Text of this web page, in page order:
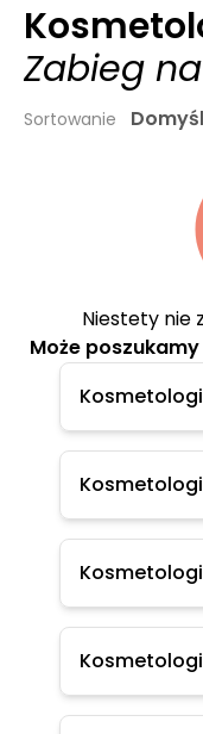
Zabieg
Sortowanie
Niestety nie
Może